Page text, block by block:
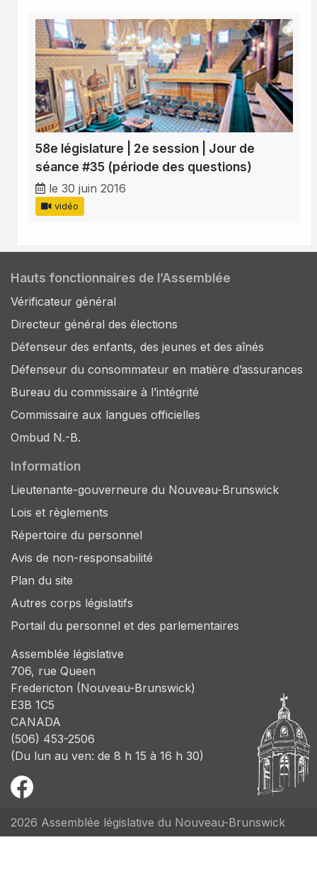
58e législature | 2e session | Jour de
séance #35 (période des questions)
le 30 juin 2016
vidéo
Hauts fonctionnaires de l’Assemblée
Vérificateur général
Directeur général des élections
Défenseur des enfants, des jeunes et des aînés
Défenseur du consommateur en matière d’assurances
Bureau du commissaire à l’intégrité
Commissaire aux langues officielles
Ombud N.-B.
Information
Lieutenante-gouverneure du Nouveau-Brunswick
Lois et règlements
Répertoire du personnel
Avis de non-responsabilité
Plan du site
Autres corps législatifs
Portail du personnel et des parlementaires
Assemblée législative
706, rue Queen
Fredericton (Nouveau-Brunswick)
E3B 1C5
CANADA
(506) 453-2506
(Du lun au ven: de 8 h 15 à 16 h 30)
2026 Assemblée législative du Nouveau-Brunswick